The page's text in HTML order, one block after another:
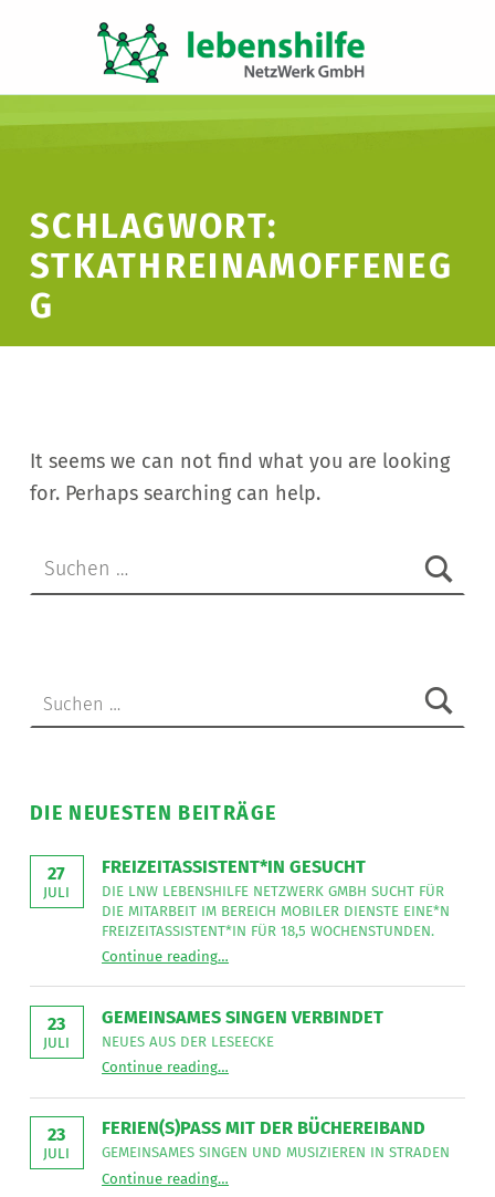
SCHLAGWORT:
STKATHREINAMOFFENEG
G
It seems we can not find what you are looking
for. Perhaps searching can help.
DIE NEUESTEN BEITRÄGE
27
JULI
FREIZEITASSISTENT*IN GESUCHT
DIE LNW LEBENSHILFE NETZWERK GMBH SUCHT FÜR
DIE MITARBEIT IM BEREICH MOBILER DIENSTE EINE*N
FREIZEITASSISTENT*IN FÜR 18,5 WOCHENSTUNDEN.
Continue readingDie
Lebenshilfe
GmbH
für
die
im
Mobiler
eine*n
Freizeitassistent*in
für
…
23
JULI
GEMEINSAMES SINGEN VERBINDET
NEUES AUS DER LESEECKE
Continue readingNeues
der
”
…
23
JULI
FERIEN(S)PASS MIT DER BÜCHEREIBAND
GEMEINSAMES SINGEN UND MUSIZIEREN IN STRADEN
Continue readingGemeinsames
…